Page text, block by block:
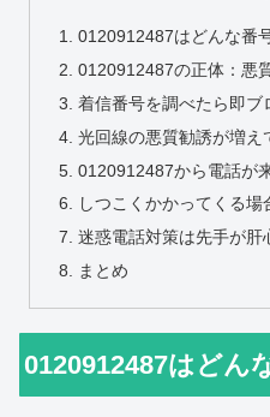
0120912487はどんな番
0120912487の正体：悪
着信番号を調べたら即ブ
光回線の悪質勧誘が増え
0120912487から電話が
しつこくかかってくる場
迷惑電話対策は先手が肝
まとめ
0120912487はどん